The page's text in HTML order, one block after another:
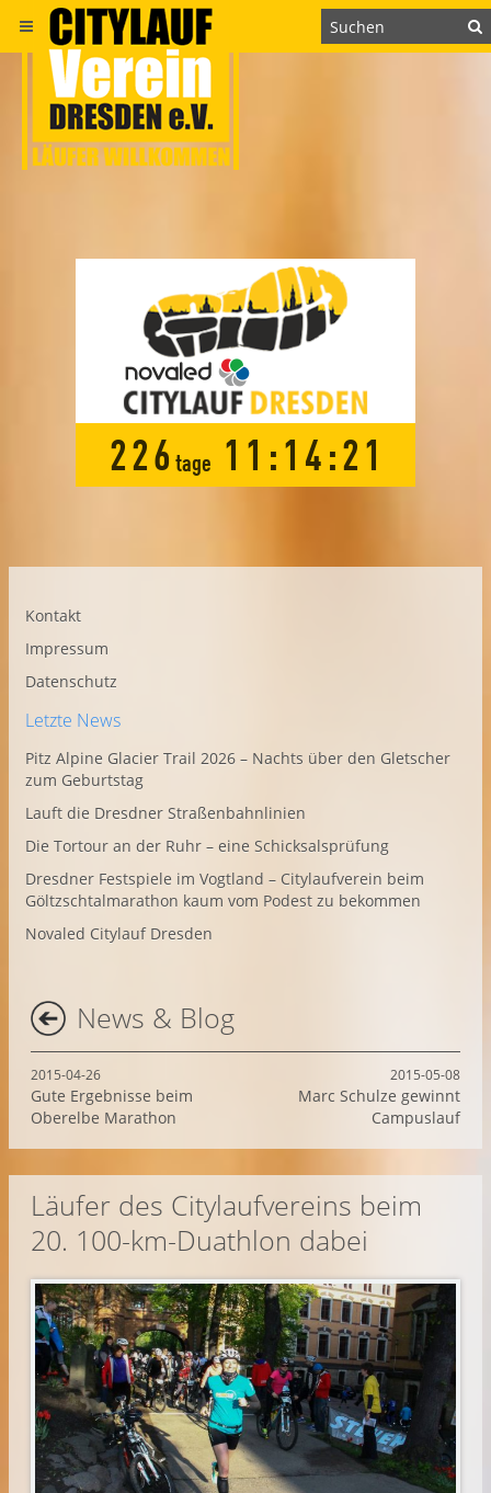
226 tage 1 1 : 1 4 :2 1
Kontakt
Impressum
Datenschutz
Letzte News
Pitz Alpine Glacier Trail 2026 – Nachts über den Gletscher
zum Geburtstag
Lauft die Dresdner Straßenbahnlinien
Die Tortour an der Ruhr – eine Schicksalsprüfung
Dresdner Festspiele im Vogtland – Citylaufverein beim
Göltzschtalmarathon kaum vom Podest zu bekommen
Novaled Citylauf Dresden
News & Blog
2015-05-08
Marc Schulze gewinnt
Campuslauf
2015-04-26
Gute Ergebnisse beim
Oberelbe Marathon
Läufer des Citylaufvereins beim
20. 100-km-Duathlon dabei